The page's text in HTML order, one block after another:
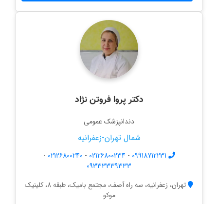
دکتر پروا فروتن نژاد
دندانپزشک عمومی
شمال تهران-زعفرانیه
09918712231
-
02126800234
-
02126800240
-
09333339333
تهران، زعفرانیه، سه راه آصف، مجتمع بامیک، طبقه 8، کلینیک
موکو